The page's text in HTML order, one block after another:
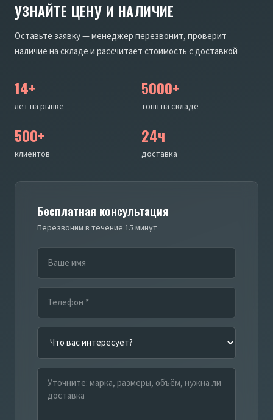
УЗНАЙТЕ ЦЕНУ И НАЛИЧИЕ
Оставьте заявку — менеджер перезвонит, проверит
наличие на складе и рассчитает стоимость с доставкой
14+
лет на рынке
5000+
тонн на складе
500+
клиентов
24ч
доставка
Бесплатная консультация
Перезвоним в течение 15 минут